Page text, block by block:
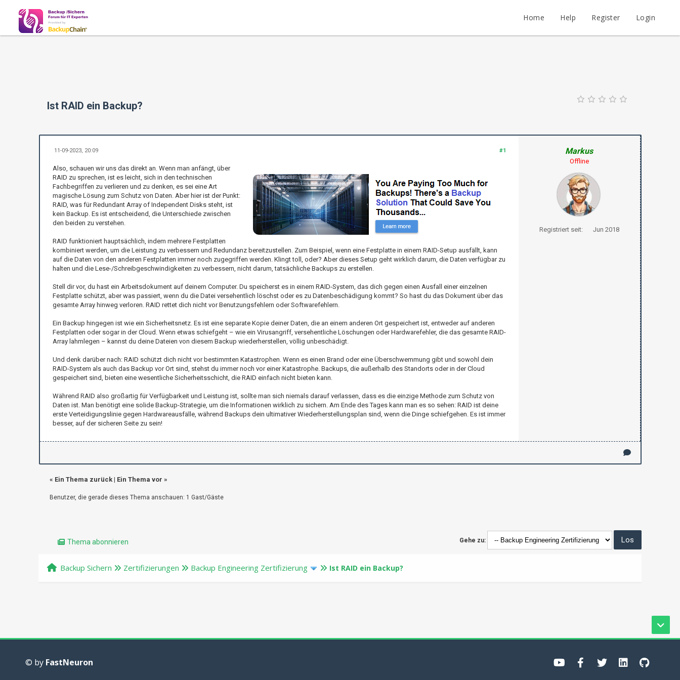
Home Help Register Login
Ist RAID ein Backup?
#1
11-09-2023, 20:09
Also, schauen wir uns das direkt an. Wenn man anfängt, über
RAID zu sprechen, ist es leicht, sich in den technischen
Fachbegriffen zu verlieren und zu denken, es sei eine Art
magische Lösung zum Schutz von Daten. Aber hier ist der Punkt:
RAID, was für Redundant Array of Independent Disks steht, ist
kein Backup. Es ist entscheidend, die Unterschiede zwischen
den beiden zu verstehen.
RAID funktioniert hauptsächlich, indem mehrere Festplatten
kombiniert werden, um die Leistung zu verbessern und Redundanz bereitzustellen. Zum Beispiel, wenn eine Festplatte in einem RAID-Setup ausfällt, kann
auf die Daten von den anderen Festplatten immer noch zugegriffen werden. Klingt toll, oder? Aber dieses Setup geht wirklich darum, die Daten verfügbar zu
halten und die Lese-/Schreibgeschwindigkeiten zu verbessern, nicht darum, tatsächliche Backups zu erstellen.
Stell dir vor, du hast ein Arbeitsdokument auf deinem Computer. Du speicherst es in einem RAID-System, das dich gegen einen Ausfall einer einzelnen
Festplatte schützt, aber was passiert, wenn du die Datei versehentlich löschst oder es zu Datenbeschädigung kommt? So hast du das Dokument über das
gesamte Array hinweg verloren. RAID rettet dich nicht vor Benutzungsfehlern oder Softwarefehlern.
Ein Backup hingegen ist wie ein Sicherheitsnetz. Es ist eine separate Kopie deiner Daten, die an einem anderen Ort gespeichert ist, entweder auf anderen
Festplatten oder sogar in der Cloud. Wenn etwas schiefgeht – wie ein Virusangriff, versehentliche Löschungen oder Hardwarefehler, die das gesamte RAID-
Array lahmlegen – kannst du deine Dateien von diesem Backup wiederherstellen, völlig unbeschädigt.
Und denk darüber nach: RAID schützt dich nicht vor bestimmten Katastrophen. Wenn es einen Brand oder eine Überschwemmung gibt und sowohl dein
RAID-System als auch das Backup vor Ort sind, stehst du immer noch vor einer Katastrophe. Backups, die außerhalb des Standorts oder in der Cloud
gespeichert sind, bieten eine wesentliche Sicherheitsschicht, die RAID einfach nicht bieten kann.
Während RAID also großartig für Verfügbarkeit und Leistung ist, sollte man sich niemals darauf verlassen, dass es die einzige Methode zum Schutz von
Daten ist. Man benötigt eine solide Backup-Strategie, um die Informationen wirklich zu sichern. Am Ende des Tages kann man es so sehen: RAID ist deine
erste Verteidigungslinie gegen Hardwareausfälle, während Backups dein ultimativer Wiederherstellungsplan sind, wenn die Dinge schiefgehen. Es ist immer
besser, auf der sicheren Seite zu sein!
Markus
Offline
Registriert seit: Jun 2018
« Ein Thema zurück| Ein Thema vor »
Benutzer, die gerade dieses Thema anschauen: 1 Gast/Gäste
Thema abonnieren Gehe zu:
Backup Sichern Zertifizierungen Backup Engineering Zertifizierung Ist RAID ein Backup?
© by FastNeuron